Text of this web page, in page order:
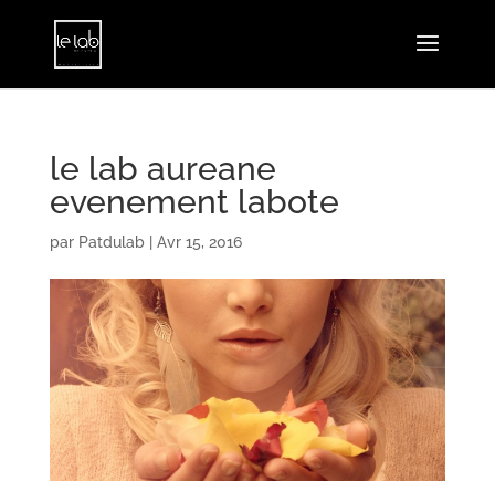
le lab aureane
evenement labote
par Patdulab| Avr 15, 2016